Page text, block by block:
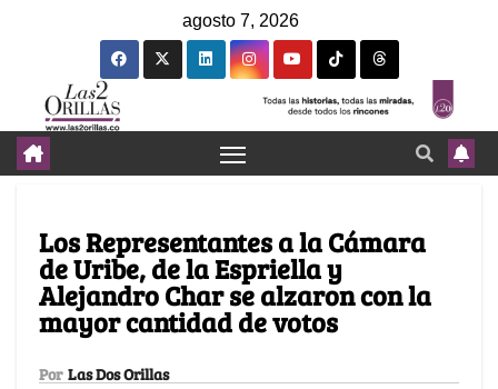
agosto 7, 2026
Los Representantes a la Cámara
de Uribe, de la Espriella y
Alejandro Char se alzaron con la
mayor cantidad de votos
Por Las Dos Orillas